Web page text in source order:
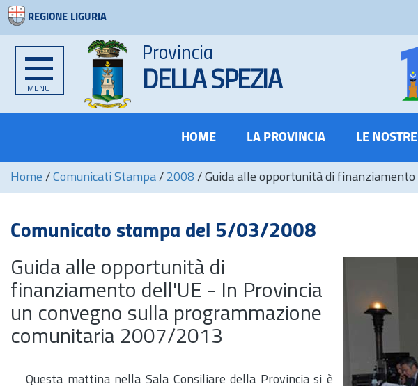
REGIONE LIGURIA
MENU
Provincia
DELLA SPEZIA
HOME LA PROVINCIA LE
Home / Comunicati Stampa / 2008 / Guida alle opportunità di finanziamento
Comunicato stampa del 5/03/2008
Guida alle opportunità di
finanziamento dell'UE - In Provincia
un convegno sulla programmazione
comunitaria 2007/2013
Questa mattina nella Sala Consiliare della Provincia si è